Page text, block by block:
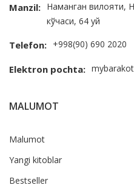
Manzil: Наманган вилояти,
кўчаси, 64 уй
Telefon: +998(90) 690 2020
Elektron pochta:
MALUMOT
Malumot
Yangi kitoblar
Bestseller